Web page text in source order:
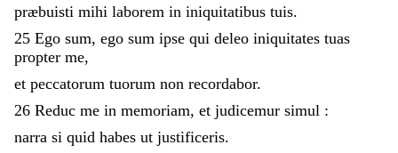
præbuisti mihi laborem in iniquitatibus tuis.
25 Ego sum, ego sum ipse qui deleo iniquitates tuas
propter me,
et peccatorum tuorum non recordabor.
26 Reduc me in memoriam, et judicemur simul :
narra si quid habes ut justificeris.